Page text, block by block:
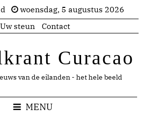
woensdag, 5 augustus 2026
Uw steun Contact
Curacao
van de eilanden - het hele beeld
MENU